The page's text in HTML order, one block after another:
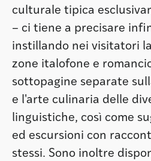
culturale tipica
– ci tiene a precisare
instillando nei visitatori
zone italofone e
sottopagine separate
e l'arte culinaria delle
linguistiche, così come
ed escursioni con
stessi. Sono inoltre